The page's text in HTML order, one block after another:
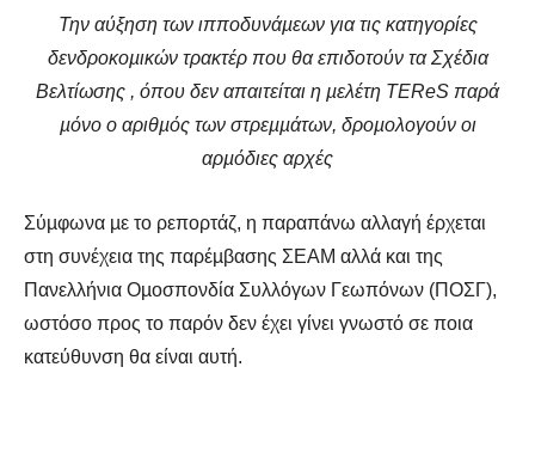
Την αύξηση των ιπποδυνάµεων για τις κατηγορίες
δενδροκοµικών τρακτέρ που θα επιδοτούν τα Σχέδια
Βελτίωσης , όπου δεν απαιτείται η µελέτη TEReS παρά
µόνο ο αριθµός των στρεµµάτων, δροµολογούν οι
αρµόδιες αρχές
Σύµφωνα µε το ρεπορτάζ, η παραπάνω αλλαγή έρχεται
στη συνέχεια της παρέµβασης ΣΕΑΜ αλλά και της
Πανελλήνια Οµοσπονδία Συλλόγων Γεωπόνων (ΠΟΣΓ),
ωστόσο προς το παρόν δεν έχει γίνει γνωστό σε ποια
κατεύθυνση θα είναι αυτή.